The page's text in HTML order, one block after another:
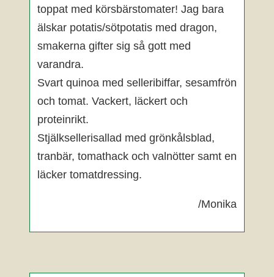
toppat med körsbärstomater! Jag bara
älskar potatis/sötpotatis med dragon,
smakerna gifter sig så gott med
varandra.
Svart quinoa med selleribiffar, sesamfrön
och tomat. Vackert, läckert och
proteinrikt.
Stjälksellerisallad med grönkålsblad,
tranbär, tomathack och valnötter samt en
läcker tomatdressing.
/Monika